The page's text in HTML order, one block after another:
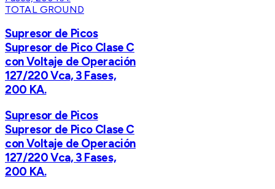
TOTAL GROUND
Supresor de Picos
Supresor de Pico Clase C
con Voltaje de Operación
127/220 Vca, 3 Fases,
200 KA.
Supresor de Picos
Supresor de Pico Clase C
con Voltaje de Operación
127/220 Vca, 3 Fases,
200 KA.